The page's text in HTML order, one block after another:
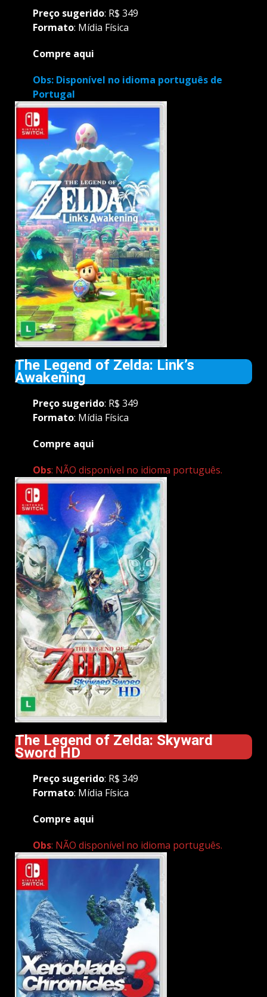
Preço sugerido: R$ 349
Formato: Mídia Física
Compre aqui
Obs: Disponível no idioma português de
Portugal
The Legend of Zelda: Link’s
Awakening
Preço sugerido: R$ 349
Formato: Mídia Física
Compre aqui
Obs: NÃO disponível no idioma português.
The Legend of Zelda: Skyward
Sword HD
Preço sugerido: R$ 349
Formato: Mídia Física
Compre aqui
Obs: NÃO disponível no idioma português.